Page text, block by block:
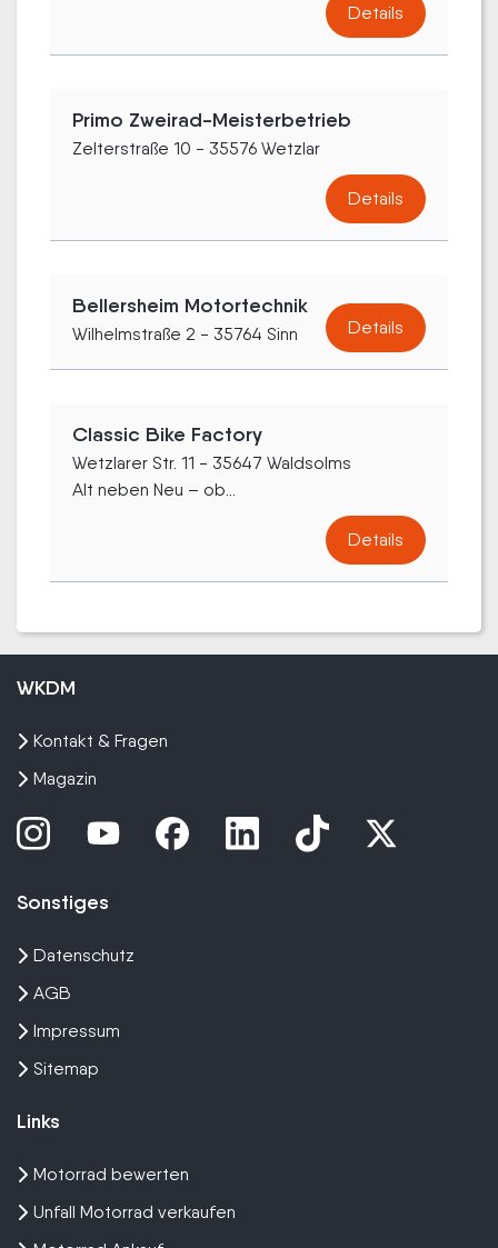
Details
Primo Zweirad-Meisterbetrieb
Zelterstraße 10 - 35576 Wetzlar
Details
Bellersheim Motortechnik
Wilhelmstraße 2 - 35764 Sinn Details
Classic Bike Factory
Wetzlarer Str. 11 - 35647 Waldsolms
Alt neben Neu – ob...
Details
WKDM
Kontakt & Fragen
Magazin
Sonstiges
Datenschutz
AGB
Impressum
Sitemap
Links
Motorrad bewerten
Unfall Motorrad verkaufen